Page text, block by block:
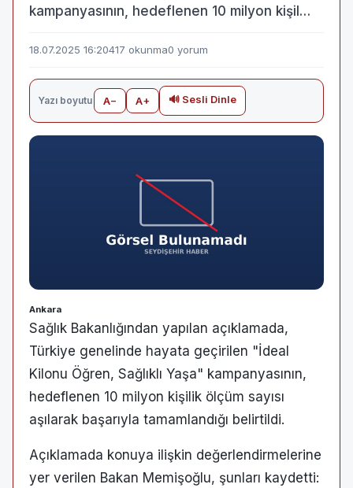
kampanyasının, hedeflenen 10 milyon kişil…
18.07.2025 16:20417 okunma0 yorum
Yazı boyutu A− A+ 🔊 Sesli Dinle
Ankara
Sağlık Bakanlığından yapılan açıklamada,
Türkiye genelinde hayata geçirilen "İdeal
Kilonu Öğren, Sağlıklı Yaşa" kampanyasının,
hedeflenen 10 milyon kişilik ölçüm sayısı
aşılarak başarıyla tamamlandığı belirtildi.
Açıklamada konuya ilişkin değerlendirmelerine
yer verilen Bakan Memişoğlu, şunları kaydetti: